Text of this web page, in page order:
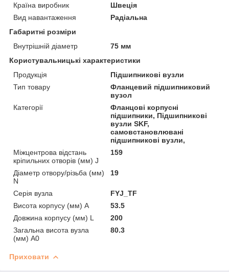
Країна виробник
Швеція
Вид навантаження
Радіальна
Габаритні розміри
Внутрішній діаметр
75 мм
Користувальницькі характеристики
Продукція
Підшипникові вузли
Тип товару
Фланцевий підшипниковий
вузол
Категорії
Фланцові корпусні
підшипники, Підшипникові
вузли SKF,
самовстановлювані
підшипникові вузли,
Міжцентрова відстань
кріпильних отворів (мм) J
159
Діаметр отвору/різьба (мм)
N
19
Серія вузла
FYJ_TF
Висота корпусу (мм) A
53.5
Довжина корпусу (мм) L
200
Загальна висота вузла
(мм) A0
80.3
Приховати